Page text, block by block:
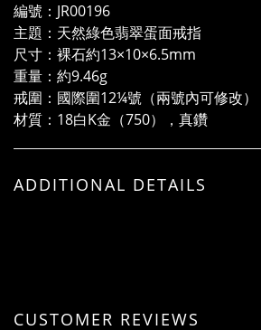
編號：JR00196
主題：天然綠色翡翠蛋面戒指
尺寸：裸石約13×10×6.5mm
重量：約9.46g
戒圍：國際圍12¼號（兩號內可修改）
材質：18白K金（750），真鑽
ADDITIONAL DETAILS
CUSTOMER REVIEWS